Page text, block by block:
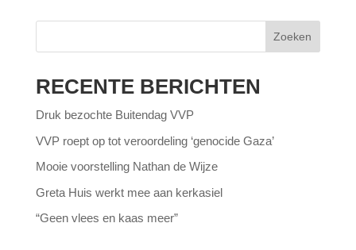
Zoeken
RECENTE BERICHTEN
Druk bezochte Buitendag VVP
VVP roept op tot veroordeling ‘genocide Gaza’
Mooie voorstelling Nathan de Wijze
Greta Huis werkt mee aan kerkasiel
“Geen vlees en kaas meer”